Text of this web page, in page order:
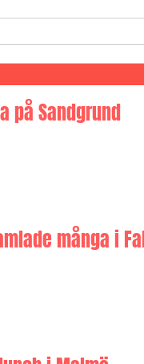
på Sandgrund
många i